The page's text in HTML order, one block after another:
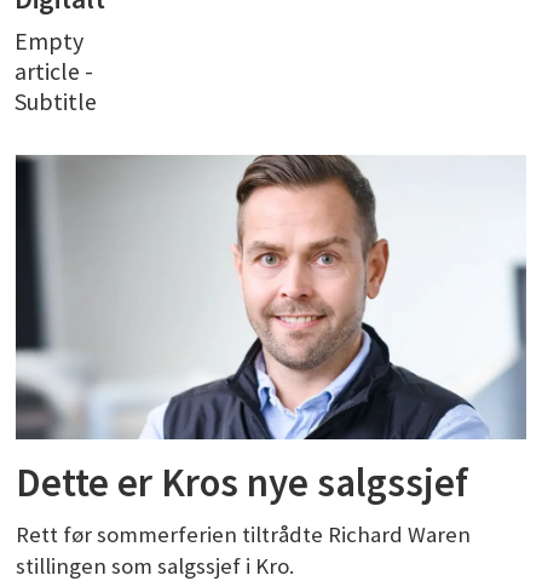
Dette er Kros nye salgssjef
Rett før sommerferien tiltrådte Richard Waren
stillingen som salgssjef i Kro.